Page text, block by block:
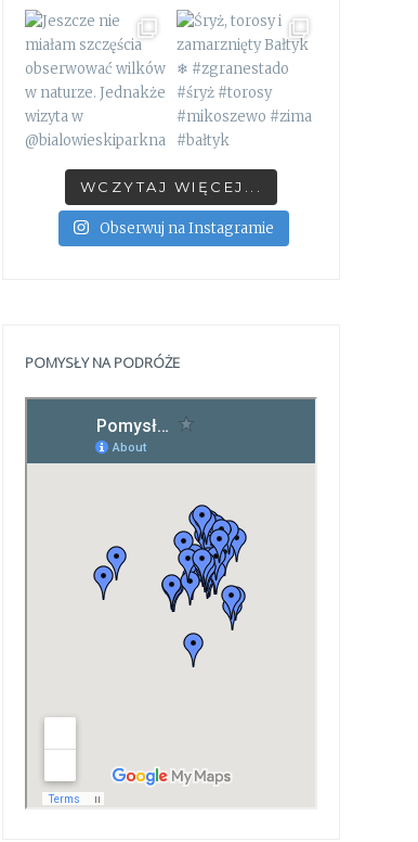
WCZYTAJ WIĘCEJ...
Obserwuj na Instagramie
POMYSŁY NA PODRÓŻE